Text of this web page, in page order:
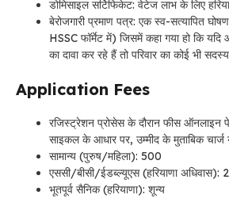
डोमिसाइल सर्टिफिकेट: वेटेज लाभ के लिए
बेरोजगारी प्रमाण पत्र: एक स्व-सत्यापित
HSSC फॉर्मेट में) जिसमें कहा गया हो कि
का दावा कर रहे हैं तो परिवार का कोई भी
Application Fees
रजिस्ट्रेशन प्रोसेस के दौरान फीस ऑनलाइन
साइकल के आधार पर, उम्मीद के मुताबिक चार्ज
सामान्य (पुरुष/महिला): 500
एससी/बीसी/ईडब्ल्यूएस (हरियाणा अधिवास):
भूतपूर्व सैनिक (हरियाणा): शून्य